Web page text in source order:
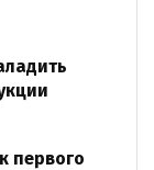
первого